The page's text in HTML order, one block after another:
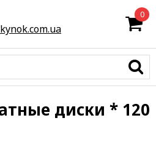
0
диски * 120